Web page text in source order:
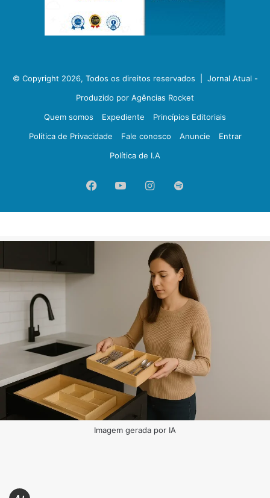
© Copyright 2026, Todos os direitos reservados | Jornal Atual -
Produzido por Agências Rocket
Quem somos
Expediente
Princípios Editoriais
Política de Privacidade
Fale conosco Anuncie
Entrar
Política de I.A
FacebookYouTubeInstagram
Spotify
Imagem gerada por IA